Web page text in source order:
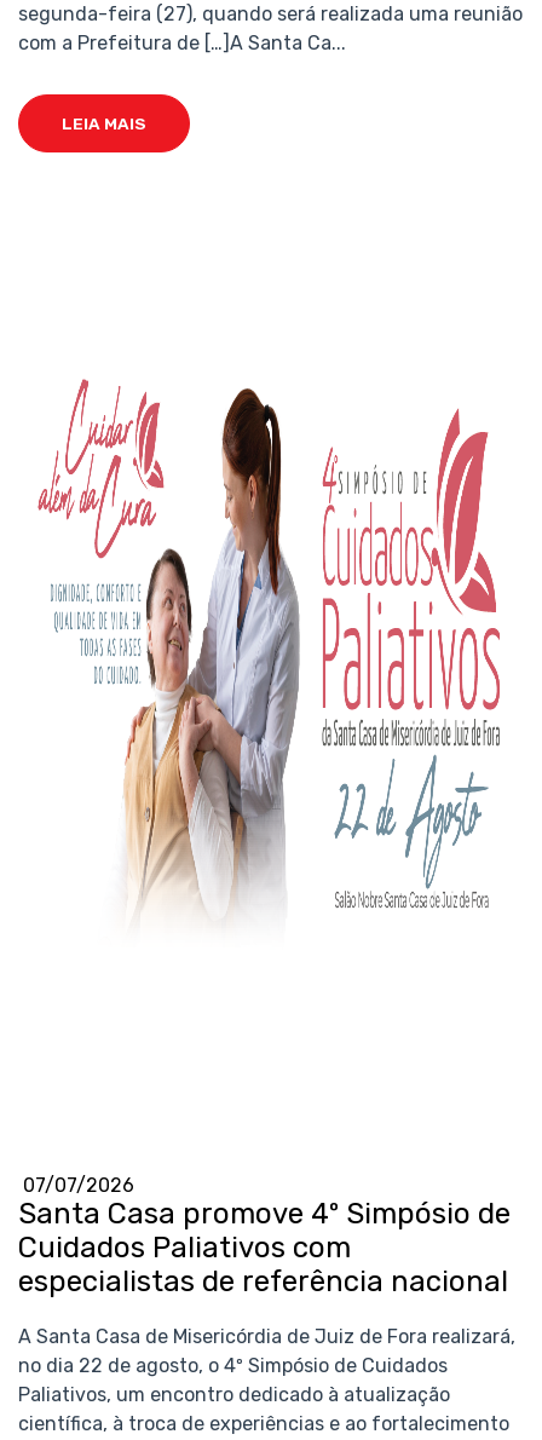
segunda-feira (27), quando será realizada uma reunião
com a Prefeitura de […]A Santa Ca...
LEIA MAIS
07/07/2026
Santa Casa promove 4º Simpósio de
Cuidados Paliativos com
especialistas de referência nacional
A Santa Casa de Misericórdia de Juiz de Fora realizará,
no dia 22 de agosto, o 4º Simpósio de Cuidados
Paliativos, um encontro dedicado à atualização
científica, à troca de experiências e ao fortalecimento